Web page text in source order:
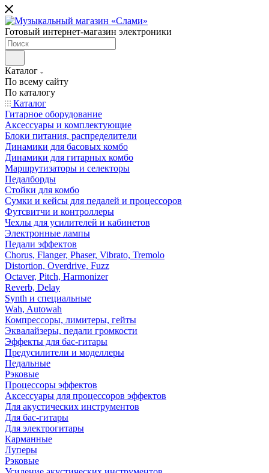
Готовый интернет-магазин электроники
Каталог
По всему сайту
По каталогу
Каталог
Гитарное оборудование
Аксессуары и комплектующие
Блоки питания, распределители
Динамики для басовых комбо
Динамики для гитарных комбо
Маршрутизаторы и селекторы
Педалборды
Стойки для комбо
Сумки и кейсы для педалей и процессоров
Футсвитчи и контроллеры
Чехлы для усилителей и кабинетов
Электронные лампы
Педали эффектов
Chorus, Flanger, Phaser, Vibrato, Tremolo
Distortion, Overdrive, Fuzz
Octaver, Pitch, Harmonizer
Reverb, Delay
Synth и специальные
Wah, Autowah
Компрессоры, лимитеры, гейты
Эквалайзеры, педали громкости
Эффекты для бас-гитары
Предусилители и моделлеры
Педальные
Рэковые
Процессоры эффектов
Аксессуары для процессоров эффектов
Для акустических инструментов
Для бас-гитары
Для электрогитары
Карманные
Луперы
Рэковые